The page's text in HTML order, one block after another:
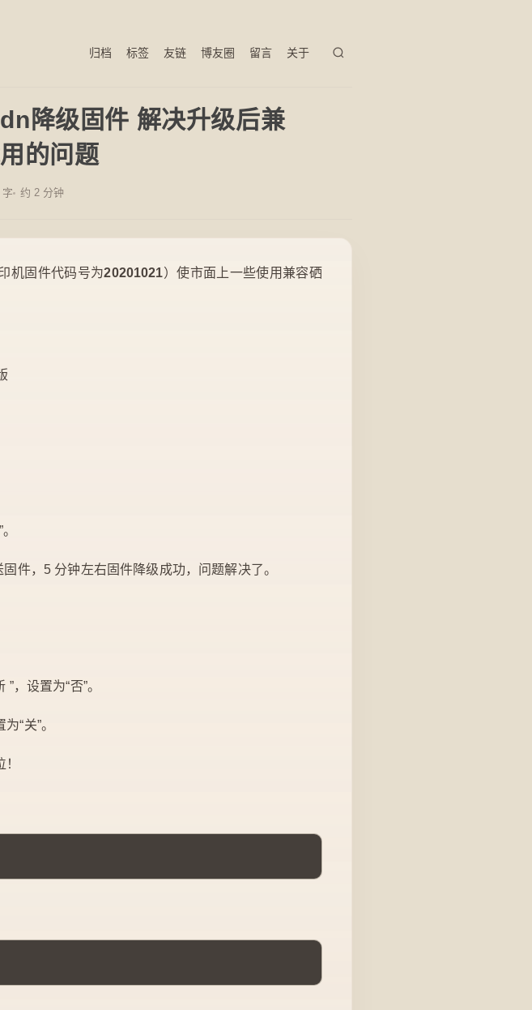
归档 标签 友链 博友圈 留言 关于
降级固件 解决升级后兼
的问题
字 约 2 分钟
机固件代码号为20201021）使市面上一些使用兼容硒
件，5 分钟左右固件降级成功，问题解决了。
，设置为“否”。
“关”。